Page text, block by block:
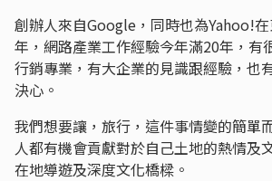
創辦人來自Google，同時也為Yahoo!
年，網路產業工作經驗今年滿20年，有
行銷專業，有大企業的見識跟經驗，也
決心。
我們想要讓，旅行，這件事情變的簡單
人都有機會貢獻對於自己土地的熱情及
在地導遊及深度文化橋樑。